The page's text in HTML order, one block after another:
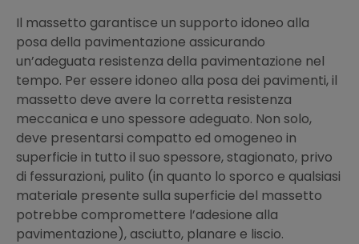
Il massetto garantisce un supporto idoneo alla
posa della pavimentazione assicurando
un’adeguata resistenza della pavimentazione nel
tempo. Per essere idoneo alla posa dei pavimenti, il
massetto deve avere la corretta resistenza
meccanica e uno spessore adeguato. Non solo,
deve presentarsi compatto ed omogeneo in
superficie in tutto il suo spessore, stagionato, privo
di fessurazioni, pulito (in quanto lo sporco e qualsiasi
materiale presente sulla superficie del massetto
potrebbe compromettere l’adesione alla
pavimentazione), asciutto, planare e liscio.